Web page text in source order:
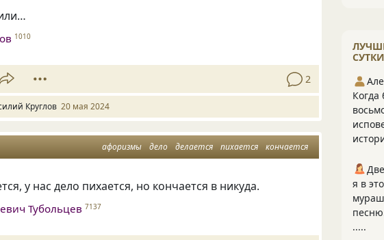
1010
2
Круглов 20 мая 2024
афоризмы дело делается пихается кончается
, у нас дело пихается, но кончается в никуда.
Тубольцев 7137
СУТКИ
Когда
я в
.....